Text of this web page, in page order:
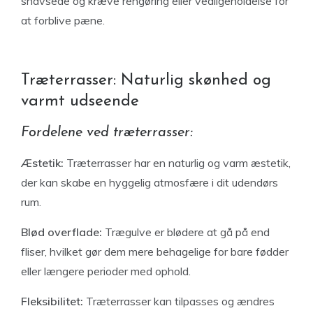
at forblive pæne.
Træterrasser: Naturlig skønhed og
varmt udseende
Fordelene ved træterrasser:
Æstetik: Træterrasser har en naturlig og varm æstetik,
der kan skabe en hyggelig atmosfære i dit udendørs
rum.
Blød overflade: Trægulve er blødere at gå på end
fliser, hvilket gør dem mere behagelige for bare fødder
eller længere perioder med ophold.
Fleksibilitet: Træterrasser kan tilpasses og ændres